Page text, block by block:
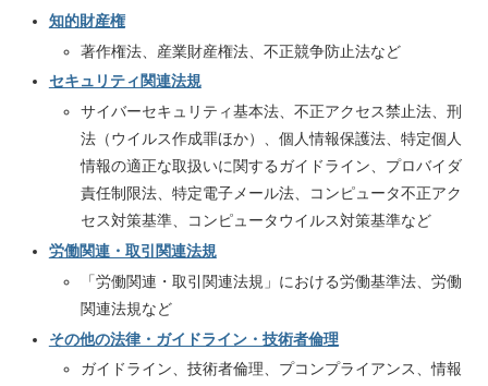
知的財産権
著作権法、産業財産権法、不正競争防止法など
セキュリティ関連法規
サイバーセキュリティ基本法、不正アクセス禁止法、刑
法（ウイルス作成罪ほか）、個人情報保護法、特定個人
情報の適正な取扱いに関するガイドライン、プロバイダ
責任制限法、特定電子メール法、コンピュータ不正アク
セス対策基準、コンピュータウイルス対策基準など
労働関連・取引関連法規
「労働関連・取引関連法規」における労働基準法、労働
関連法規など
その他の法律・ガイドライン・技術者倫理
ガイドライン、技術者倫理、プコンプライアンス、情報